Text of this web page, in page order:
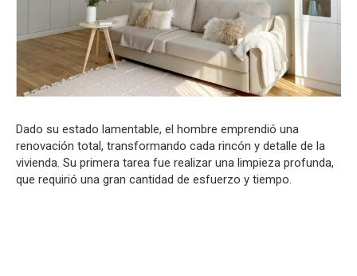
Dado su estado lamentable, el hombre emprendió una
renovación total, transformando cada rincón y detalle de la
vivienda. Su primera tarea fue realizar una limpieza profunda,
que requirió una gran cantidad de esfuerzo y tiempo.